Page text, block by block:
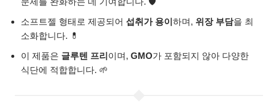
소프트젤 형태로 제공되어 섭취가 용이하며, 위장 부담을 최
소화합니다. 💊
이 제품은 글루텐 프리이며, GMO가 포함되지 않아 다양한
식단에 적합합니다. 🌱